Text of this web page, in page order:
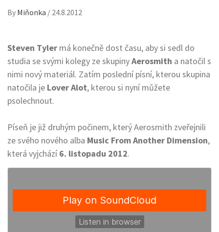
By Miňonka / 24.8.2012
Steven Tyler má konečně dost času, aby si sedl do
studia se svými kolegy ze skupinyAerosmith a natočil s
nimi nový materiál. Zatím poslední písní, kterou skupina
natočila je Lover Alot, kterou si nyní můžete
psolechnout.
Píseň je již druhým počinem, který Aerosmith zveřejnili
ze svého nového alba Music From Another Dimension,
která vyjchází 6. listopadu 2012.